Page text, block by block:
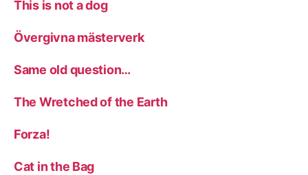
This is not a dog
Övergivna mästerverk
Same old question…
The Wretched of the Earth
Forza!
Cat in the Bag